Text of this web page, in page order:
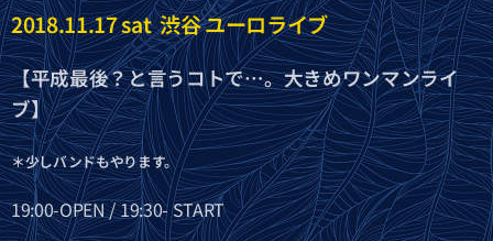
2018.11.17 sat 渋谷 ユーロライブ
【平成最後？と言うコトで…。大きめワンマンライ
ブ】
＊少しバンドもやります。
19:00-OPEN / 19:30- START